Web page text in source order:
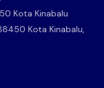
Kota Kinabalu
Kota Kinabalu,